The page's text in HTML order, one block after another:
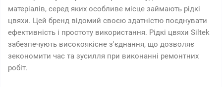
матеріалів, серед яких особливе місце займають рідкі
цвяхи. Цей бренд відомий своєю здатністю поєднувати
ефективність і простоту використання. Рідкі цвяхи Siltek
забезпечують високоякісне з'єднання, що дозволяє
зекономити час та зусилля при виконанні ремонтних
робіт.